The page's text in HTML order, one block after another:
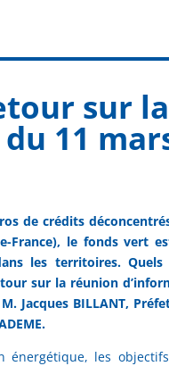
sur
11
de crédits
France), le fonds vert
les territoires.
sur la réunion
Jacques BILLANT,
énergétique, les